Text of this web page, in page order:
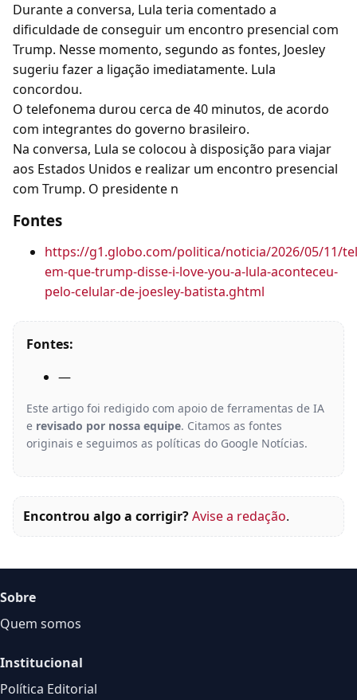
Durante a conversa, Lula teria comentado a
dificuldade de conseguir um encontro presencial com
Trump. Nesse momento, segundo as fontes, Joesley
sugeriu fazer a ligação imediatamente. Lula
concordou.
O telefonema durou cerca de 40 minutos, de acordo
com integrantes do governo brasileiro.
Na conversa, Lula se colocou à disposição para viajar
aos Estados Unidos e realizar um encontro presencial
com Trump. O presidente n
Fontes
https://g1.globo.com/politica/noticia/2026/05/11/
em-que-trump-disse-i-love-you-a-lula-aconteceu-
pelo-celular-de-joesley-batista.ghtml
Fontes:
—
Este artigo foi redigido com apoio de ferramentas de IA
e revisado por nossa equipe. Citamos as fontes
originais e seguimos as políticas do Google Notícias.
Encontrou algo a corrigir?Avise a redação.
Sobre
Quem somos
Institucional
Política Editorial